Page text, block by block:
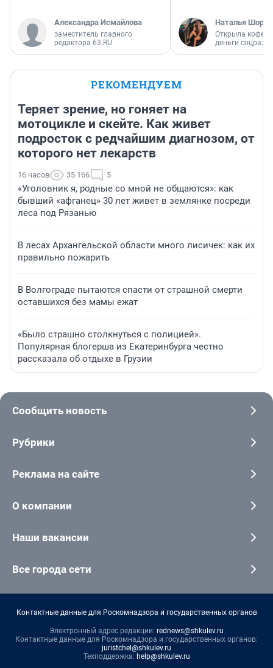
Александра Исмайлова
заместитель главного
редактора 63.RU
Наталья
Открыла
деньги
РЕКОМЕНДУЕМ
Теряет зрение, но гоняет на
мотоцикле и скейте. Как живет
подросток с редчайшим диагнозом, от
которого нет лекарств
16 часов 35 166 5
«Уголовник я, родные со мной не общаются»: как
бывший «афганец» 30 лет живет в землянке посреди
леса под Рязанью
В лесах Архангельской области много лисичек: как их
правильно пожарить
В Волгограде пытаются спасти от страшной смерти
оставшихся без мамы ежат
«Было страшно столкнуться с полицией».
Популярная блогерша из Екатеринбурга честно
рассказала об отдыхе в Грузии
Сообщить новость
Рубрики
Реклама на сайте
О компании
Наши вакансии
Все города сети
Контактные данные для Роскомнадзора и государственных органов
Электронный адрес редакции: rednews@shkulev.ru
Контактные данные для Роскомнадзора и государственных органов:
juristchel@shkulev.ru
Техподдержка: help@shkulev.ru